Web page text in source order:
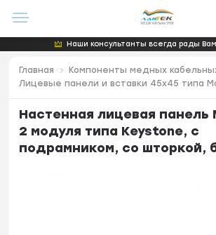
Наши консультанты всегда рады
Главная
Компоненты медных
Лицевые панели и вставки 45x45 типа
Настенная лицевая панель
2 модуля типа Keystone, с
подрамником, со шторкой,